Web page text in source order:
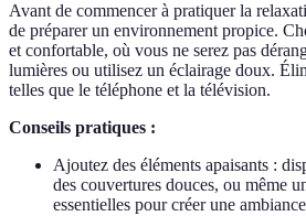
Avant de commencer à pratiquer la
de préparer un environnement propice.
et confortable, où vous ne serez pas
lumières ou utilisez un éclairage doux.
telles que le téléphone et la télévision.
Conseils pratiques :
Ajoutez des éléments apaisants :
des couvertures douces, ou même
essentielles pour créer une